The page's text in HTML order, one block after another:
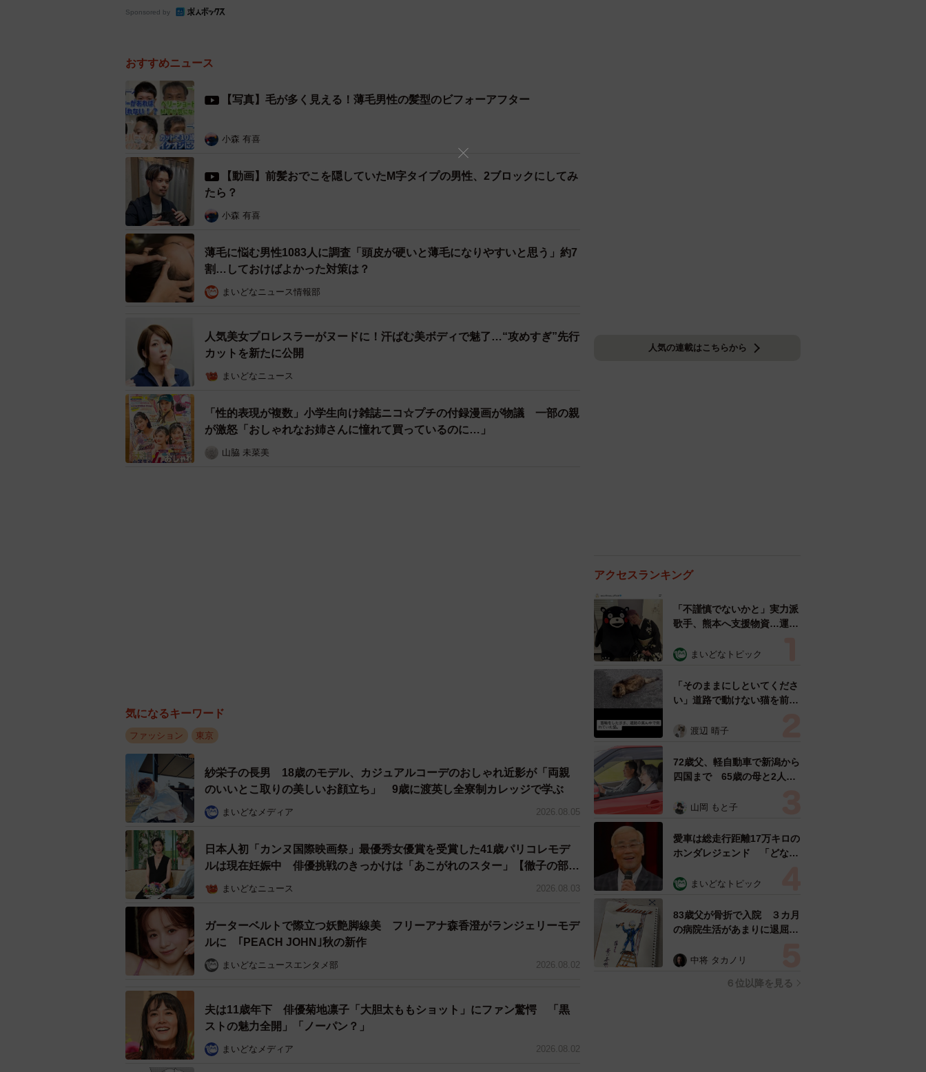
オープン後から右肩上がりで利用客は増え、毎月100人以上が新規来店。「他の美容院では
分かってもらえない髪の悩みを相談できた」「他のお客さんの目線を気にしなくていい」と
専門性や技術などで付加価値を生むことで高単価を実現し、働く美容師らの環境を良くした
り、経営を安定させたりしたい―。益満さんが店のコンセプトを考える際に描いていた思い
も、実現することができた。
今年5月からは、RELIVEと同じメニューを提供する「インショップ型フランチャイズ
（FC）」制度も開始。「RELIVE調布仙川店」（調布市）をオープンさせた。一般的なFC
とは違って初期費用や固定費用が発生せず、加盟の垣根が低いことがメリットだという。よ
り多くの人にノウハウや技術を届られるよう、店舗を全国に増やすことを目指している。
益満さんは「日本全国の薄毛に悩む男性のため、また仲間の美容師のためにも、様々な取り
組みを行っていきたい」とする。
RELIVE吉祥寺店、調布仙川店の予約はいずれもホームページから。
Sponsored by
おすすめニュース
【写真】毛が多く見える！薄毛男性の髪型のビフォーアフター
小森 有喜
【動画】前髪おでこを隠していたM字タイプの男性、2ブロックにしてみ
たら？
小森 有喜
薄毛に悩む男性1083人に調査「頭皮が硬いと薄毛になりやすいと思う」約7
割…しておけばよかった対策は？
まいどなニュース情報部
人気美女プロレスラーがヌードに！汗ばむ美ボディで魅了…“攻めすぎ”先行
カットを新たに公開
まいどなニュース
「性的表現が複数」小学生向け雑誌ニコ☆プチの付録漫画が物議 一部の親
が激怒「おしゃれなお姉さんに憧れて買っているのに…」
山脇 未菜美
気になるキーワード
ファッション 東京
紗栄子の長男 18歳のモデル、カジュアルコーデのおしゃれ近影が「両親
のいいとこ取りの美しいお顔立ち」 9歳に渡英し全寮制カレッジで学ぶ
まいどなメディア 2026.08.05
日本人初「カンヌ国際映画祭」最優秀女優賞を受賞した41歳パリコレモデ
ルは現在妊娠中 俳優挑戦のきっかけは「あこがれのスター」【徹子の部
屋】
まいどなニュース 2026.08.03
ガーターベルトで際立つ妖艶脚線美 フリーアナ森香澄がランジェリーモデ
ルに ｢PEACH JOHN｣秋の新作
まいどなニュースエンタメ部 2026.08.02
夫は11歳年下 俳優菊地凛子「大胆太ももショット」にファン驚愕 「黒
ストの魅力全開」「ノーパン？」
まいどなメディア 2026.08.02
人気の連載はこちらから
アクセスランキング
「不謹慎でないかと」実力派
歌手、熊本へ支援物資…運搬
めらい 「痛いほど伝わる」
まいどなトピック
「そのままにしといてくださ
い」道路で動けない猫を前に
ようとした4日間 「命の重
表の訴え
渡辺 晴子
72歳父、軽自動車で新潟から
四国まで 65歳の母と2人で
憩まで分刻み… 「大学生で
山岡 もと子
愛車は総走行距離17万キロの
ホンダレジェンド 「どなた
所漫才師が譲渡の意向
まいどなトピック
83歳父が骨折で入院 ３カ月
の病院生活があまりに退屈で
い！」→スケッチブックを見
中将 タカノリ
６位以降を見る